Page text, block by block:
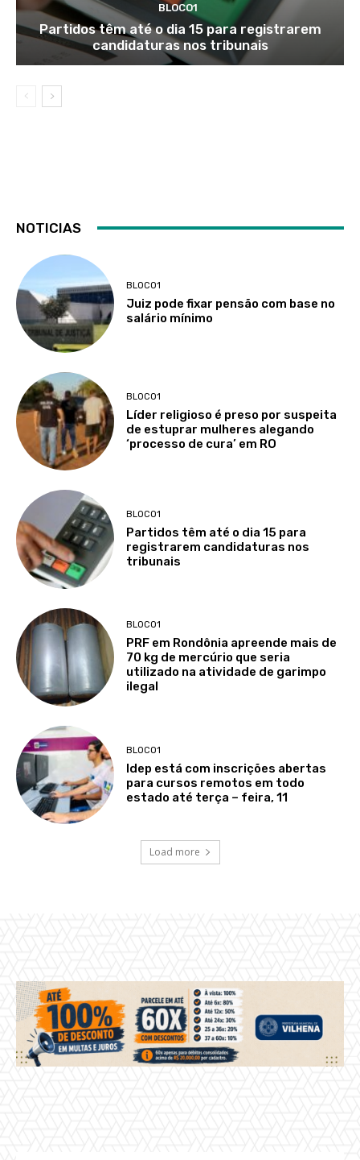
BLOCO1
Partidos têm até o dia 15 para registrarem
candidaturas nos tribunais
NOTICIAS
BLOCO1
Juiz pode fixar pensão com base no
salário mínimo
BLOCO1
Líder religioso é preso por suspeita
de estuprar mulheres alegando
‘processo de cura’ em RO
BLOCO1
Partidos têm até o dia 15 para
registrarem candidaturas nos
tribunais
BLOCO1
PRF em Rondônia apreende mais de
70 kg de mercúrio que seria
utilizado na atividade de garimpo
ilegal
BLOCO1
Idep está com inscrições abertas
para cursos remotos em todo
estado até terça – feira, 11
Load more